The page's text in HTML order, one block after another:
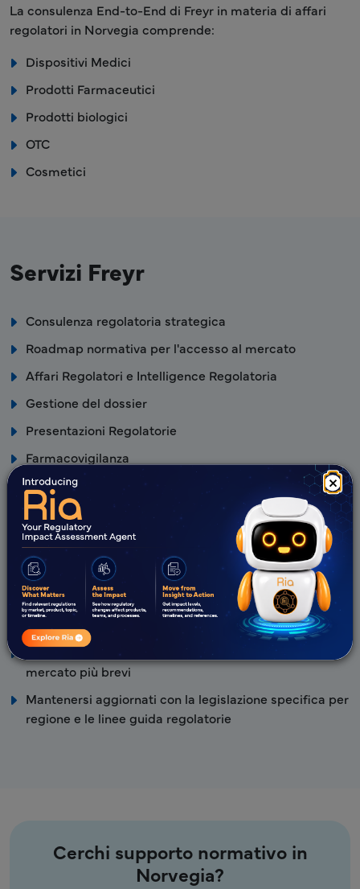
×
La consulenza End-to-End di Freyr in materia di affari
regolatori in Norvegia comprende:
Dispositivi Medici
Prodotti Farmaceutici
Prodotti biologici
OTC
Cosmetici
Servizi Freyr
Consulenza regolatoria strategica
Roadmap normativa per l'accesso al mercato
Affari Regolatori e Intelligence Regolatoria
Gestione del dossier
Presentazioni Regolatorie
Farmacovigilanza
Rappresentanza nel Paese
Vantaggi Freyr
Team normativo esperto con comprovata competenza
globale in RA.
Tempi di risposta rapidi e tempi di immissione sul
mercato più brevi
Mantenersi aggiornati con la legislazione specifica per
regione e le linee guida regolatorie
Cerchi supporto normativo in
Norvegia?